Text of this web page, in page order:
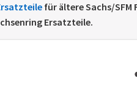
Zahlungsarten
für ältere Sachs/SFM
Ersatzteile.